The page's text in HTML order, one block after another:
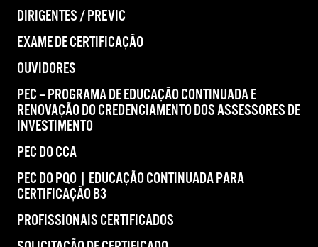
DIRIGENTES / PREVIC
EXAME DE CERTIFICAÇÃO
OUVIDORES
PEC – PROGRAMA DE EDUCAÇÃO CONTINUADA E
RENOVAÇÃO DO CREDENCIAMENTO DOS ASSESSORES DE
INVESTIMENTO
PEC DO CCA
PEC DO PQO | EDUCAÇÃO CONTINUADA PARA
CERTIFICAÇÃO B3
PROFISSIONAIS CERTIFICADOS